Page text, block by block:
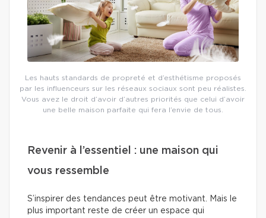
Les hauts standards de propreté et d’esthétisme proposés
par les influenceurs sur les réseaux sociaux sont peu réalistes.
Vous avez le droit d’avoir d’autres priorités que celui d’avoir
une belle maison parfaite qui fera l’envie de tous.
Revenir à l’essentiel : une maison qui
vous ressemble
S’inspirer des tendances peut être motivant. Mais le
plus important reste de créer un espace qui